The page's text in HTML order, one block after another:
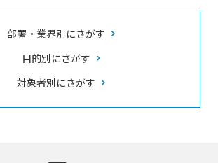
部署・業界別にさがす
目的別にさがす
対象者別にさがす